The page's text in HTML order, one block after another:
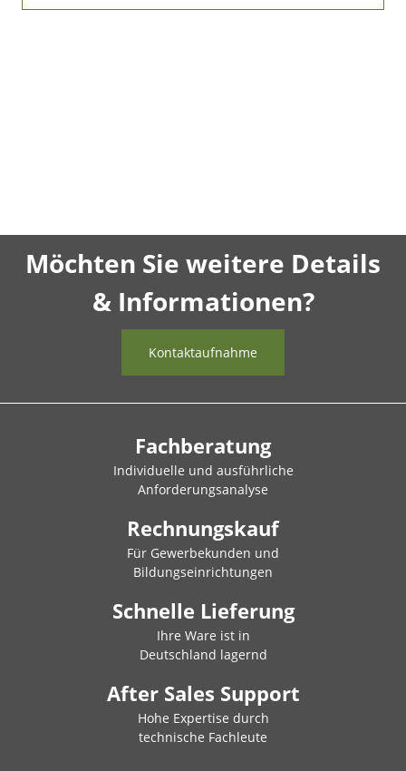
Möchten Sie weitere Details
& Informationen?
Kontaktaufnahme
Fachberatung
Individuelle und ausführliche
Anforderungsanalyse
Rechnungskauf
Für Gewerbekunden und
Bildungseinrichtungen
Schnelle Lieferung
Ihre Ware ist in
Deutschland lagernd
After Sales Support
Hohe Expertise durch
technische Fachleute